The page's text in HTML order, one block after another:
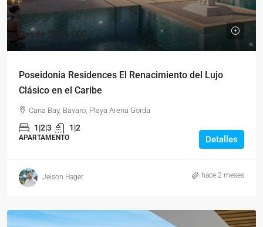
Desde $255,000
Poseidonia Residences El Renacimiento del Lujo
Clásico en el Caribe
Cana Bay, Bavaro, Playa Arena Gorda
1|2|3 1|2
APARTAMENTO Detalles
Jeison Hager hace 2 meses